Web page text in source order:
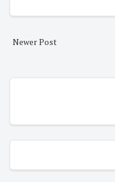
Newer Post